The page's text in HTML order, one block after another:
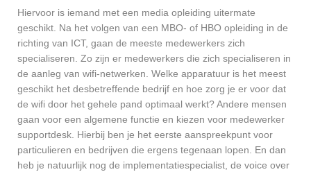
Hiervoor is iemand met een media opleiding uitermate
geschikt. Na het volgen van een MBO- of HBO opleiding in de
richting van ICT, gaan de meeste medewerkers zich
specialiseren. Zo zijn er medewerkers die zich specialiseren in
de aanleg van wifi-netwerken. Welke apparatuur is het meest
geschikt het desbetreffende bedrijf en hoe zorg je er voor dat
de wifi door het gehele pand optimaal werkt? Andere mensen
gaan voor een algemene functie en kiezen voor medewerker
supportdesk. Hierbij ben je het eerste aanspreekpunt voor
particulieren en bedrijven die ergens tegenaan lopen. En dan
heb je natuurlijk nog de implementatiespecialist, de voice over